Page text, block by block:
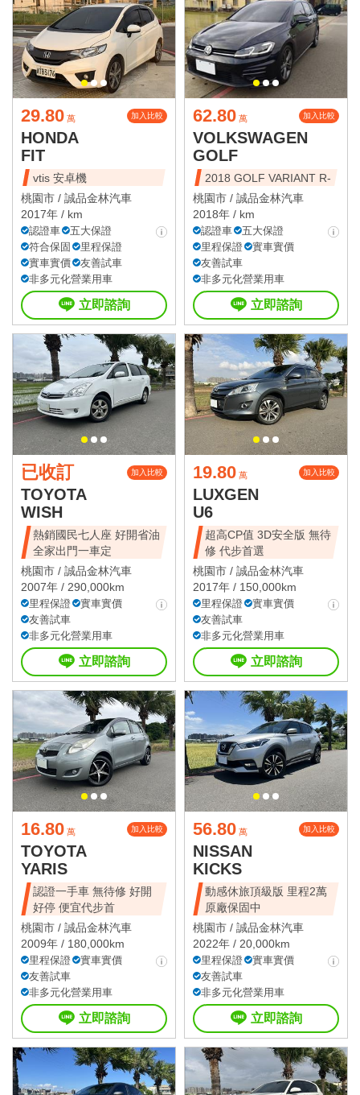
29.80 萬 加入比較
HONDA
FIT
vtis 安卓機
桃園市 / 誠品金林汽車
2017年 / km
認證車
五大保證
符合保固
里程保證
實車實價
友善試車
非多元化營業用車
立即諮詢
62.80 萬 加入比較
VOLKSWAGEN
GOLF
2018 GOLF VARIANT R-
桃園市 / 誠品金林汽車
2018年 / km
認證車
五大保證
里程保證
實車實價
友善試車
非多元化營業用車
立即諮詢
已收訂 加入比較
TOYOTA
WISH
熱銷國民七人座 好開省油
全家出門一車定
桃園市 / 誠品金林汽車
2007年 / 290,000km
里程保證
實車實價
友善試車
非多元化營業用車
立即諮詢
19.80 萬 加入比較
LUXGEN
U6
超高CP值 3D安全版 無待
修 代步首選
桃園市 / 誠品金林汽車
2017年 / 150,000km
里程保證
實車實價
友善試車
非多元化營業用車
立即諮詢
16.80 萬 加入比較
TOYOTA
YARIS
認證一手車 無待修 好開
好停 便宜代步首
桃園市 / 誠品金林汽車
2009年 / 180,000km
里程保證
實車實價
友善試車
非多元化營業用車
立即諮詢
56.80 萬 加入比較
NISSAN
KICKS
動感休旅頂級版 里程2萬
原廠保固中
桃園市 / 誠品金林汽車
2022年 / 20,000km
里程保證
實車實價
友善試車
非多元化營業用車
立即諮詢